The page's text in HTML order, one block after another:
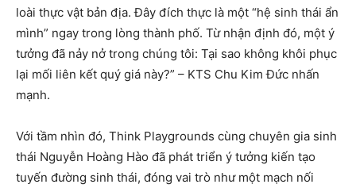
loài thực vật bản địa. Đây đích thực là một “hệ sinh thái ẩn
mình” ngay trong lòng thành phố. Từ nhận định đó, một ý
tưởng đã nảy nở trong chúng tôi: Tại sao không khôi phục
lại mối liên kết quý giá này?” – KTS Chu Kim Đức nhấn
mạnh.
Với tầm nhìn đó, Think Playgrounds cùng chuyên gia sinh
thái Nguyễn Hoàng Hào đã phát triển ý tưởng kiến tạo
tuyến đường sinh thái, đóng vai trò như một mạch nối